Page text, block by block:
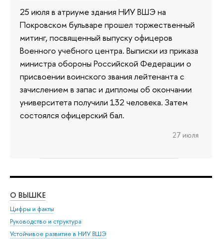
25 июля в атриуме здания НИУ ВШЭ на
Покровском бульваре прошел торжественный
митинг, посвященный выпуску офицеров
Военного учебного центра. Выписки из приказа
министра обороны Российской Федерации о
присвоении воинского звания лейтенанта с
зачислением в запас и дипломы об окончании
университета получили 132 человека. Затем
состоялся офицерский бал.
27 июля
О ВЫШКЕ
Цифры и факты
Руководство и структура
Устойчивое развитие в НИУ ВШЭ